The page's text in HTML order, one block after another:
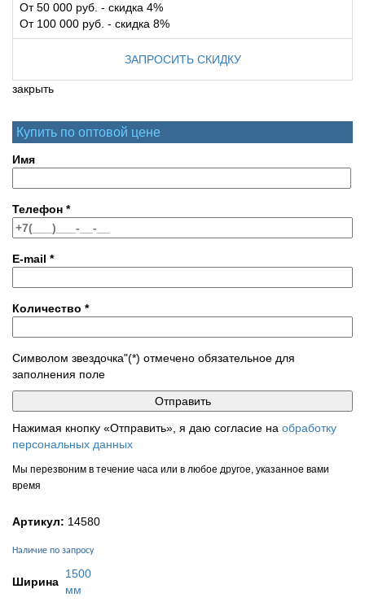
От 50 000 руб. - скидка 4%
От 100 000 руб. - скидка 8%
ЗАПРОСИТЬ СКИДКУ
закрыть
Купить по оптовой цене
Имя
Телефон *
E-mail *
Количество *
Символом звездочка"(*) отмечено обязательное для
заполнения поле
Нажимая кнопку «Отправить», я даю согласие на обработку
персональных данных
Мы перезвоним в течение часа или в любое другое, указанное вами
время
Артикул: 14580
Наличие по запросу
Ширина
1500
мм